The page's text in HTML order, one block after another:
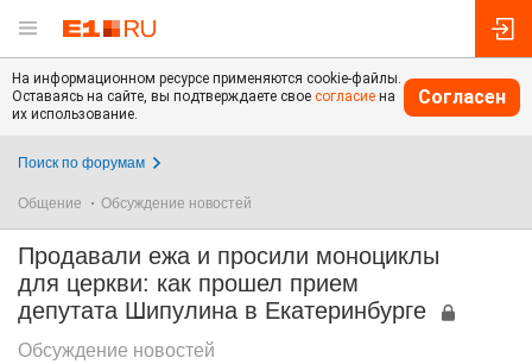
На информационном ресурсе применяются cookie-файлы.
Оставаясь на сайте, вы подтверждаете свое согласие на
их использование.
Согласен
Поиск по форумам
Общение Обсуждение новостей
Продавали ежа и просили моноциклы
для церкви: как прошел прием
депутата Шипулина в Екатеринбурге
Обсуждение новостей